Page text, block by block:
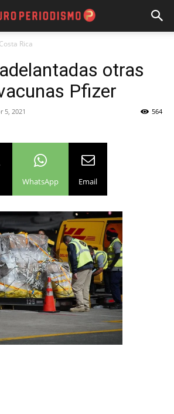
Costa Rica
otras
Pfizer
5, 2021 564
WhatsApp Email